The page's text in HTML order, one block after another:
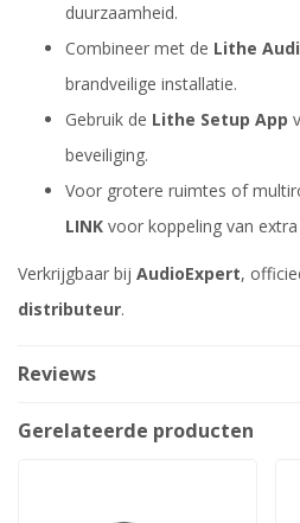
duurzaamheid.
Combineer met de Lithe
brandveilige installatie.
Gebruik de Lithe Setup App
beveiliging.
Voor grotere ruimtes of
LINK voor koppeling van extra
Verkrijgbaar bij AudioExpert,
distributeur.
Reviews
Gerelateerde producten